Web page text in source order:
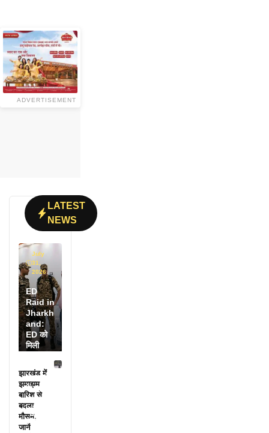
ADVERTISEMENT
LATEST
NEWS
July
31,
2026
ED
Raid in
Jharkh
and:
ED को
मिली
25
अफसरों
के नाम,
हर महीने
पहुंचते थे
लाखों!
झारखंड में
झमाझम
बारिश से
बदला
मौसम,
जानें